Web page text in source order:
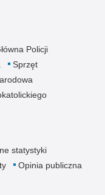
Policji
Sprzęt
statystyki
Opinia publiczna